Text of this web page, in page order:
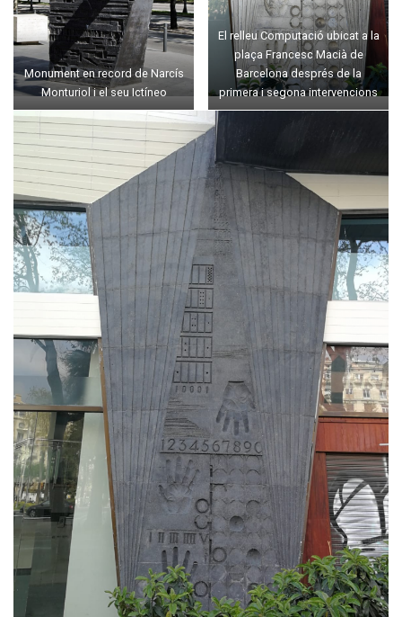
Monument en record de Narcís
Monturiol i el seu Ictíneo
El relleu Computació ubicat a la
plaça Francesc Macià de
Barcelona després de la
primera i segona intervencions